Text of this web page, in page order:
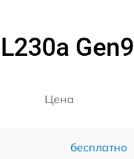
Gen9
Цена
бесплатно